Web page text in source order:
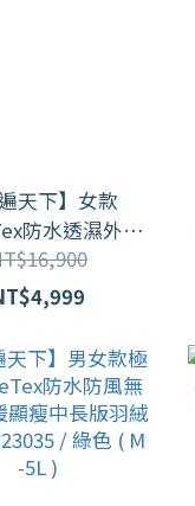
遍天下】女款
防水透濕外套
拒水羽絨外套
/ 二色